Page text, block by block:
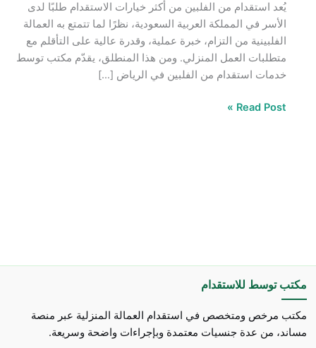
يُعد استقدام من الفلبين من أكثر خيارات الاستقدام طلبًا لدى
الأسر في المملكة العربية السعودية، نظرًا لما تتمتع به العمالة
الفلبينية من التزام، خبرة عملية، وقدرة عالية على التأقلم مع
متطلبات العمل المنزلي. ومن هذا المنطلق، يقدّم مكتب توسط
خدمات استقدام من الفلبين في الرياض […]
Read Post »
مكتب توسط للاستقدام
مكتب مرخص ومتخصص في استقدام العمالة المنزلية عبر منصة
مساند، من عدة جنسيات معتمدة وبإجراءات واضحة وسريعة.